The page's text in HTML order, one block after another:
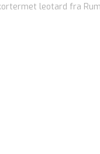
leotard fra